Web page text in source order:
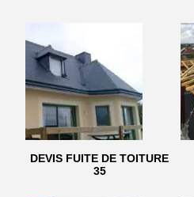
DEVIS FUITE DE TOITURE
35